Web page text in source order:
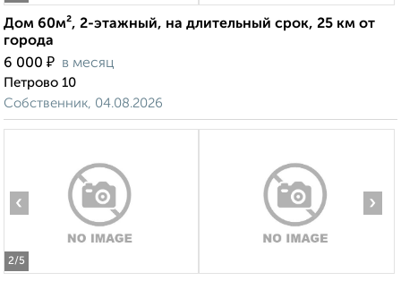
Дом 60м², 2-этажный, на длительный срок, 25 км от
города
6 000 ₽ в месяц
Петрово 10
Собственник, 04.08.2026
2/5
‹ ›